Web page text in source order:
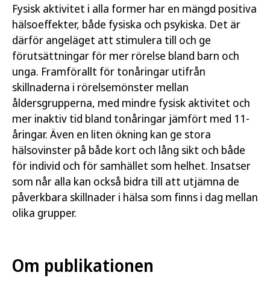
Fysisk aktivitet i alla former har en mängd positiva
hälsoeffekter, både fysiska och psykiska. Det är
därför angeläget att stimulera till och ge
förutsättningar för mer rörelse bland barn och
unga. Framförallt för tonåringar utifrån
skillnaderna i rörelsemönster mellan
åldersgrupperna, med mindre fysisk aktivitet och
mer inaktiv tid bland tonåringar jämfört med 11-
åringar. Även en liten ökning kan ge stora
hälsovinster på både kort och lång sikt och både
för individ och för samhället som helhet. Insatser
som når alla kan också bidra till att utjämna de
påverkbara skillnader i hälsa som finns i dag mellan
olika grupper.
Om publikationen